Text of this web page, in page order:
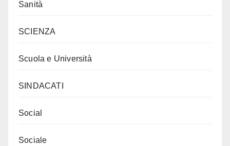
Sanità
SCIENZA
Scuola e Università
SINDACATI
Social
Sociale